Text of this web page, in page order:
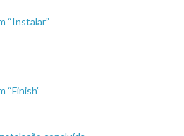
“Instalar”
“Finish”